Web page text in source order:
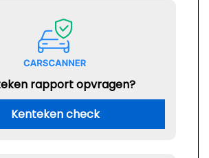
rapport opvragen?
Kenteken check